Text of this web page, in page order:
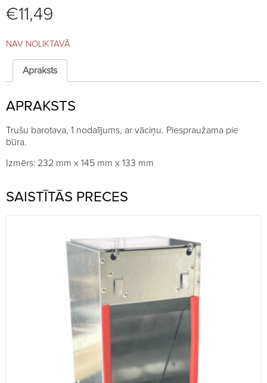
€11,49
NAV NOLIKTAVĀ
Apraksts
APRAKSTS
Trušu barotava, 1 nodalījums, ar vāciņu. Piespraužama pie
būra.
Izmērs: 232 mm x 145 mm x 133 mm
SAISTĪTĀS PRECES